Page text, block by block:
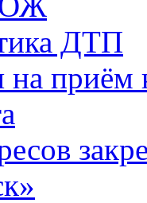
ДТП
на приём